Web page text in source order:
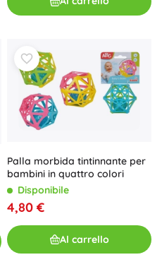
Palla morbida tintinnante per
bambini in quattro colori
Disponibile
4,80 €
Al carrello